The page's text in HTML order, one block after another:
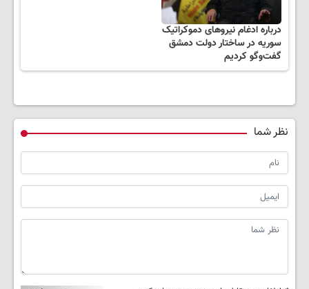
درباره ادغام نیروهای دموکراتیک
سوریه در ساختار دولت دمشق
گفت‌وگو کردیم
نظر شما